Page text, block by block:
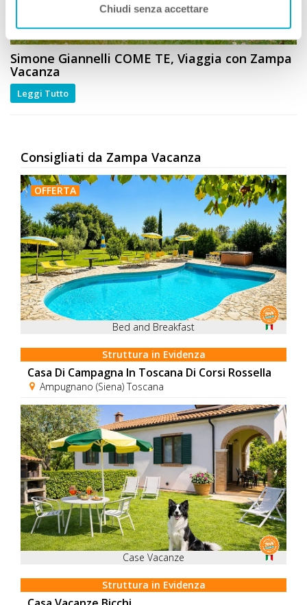
Chiudi senza accettare
Simone Giannelli COME TE, Viaggia con Zampa
Vacanza
Leggi Tutto
Consigliati da Zampa Vacanza
OFFERTA
Bed and Breakfast
Struttura in Evidenza
Casa Di Campagna In Toscana Di Corsi Rossella
Ampugnano (Siena) Toscana
Case Vacanze
Struttura in Evidenza